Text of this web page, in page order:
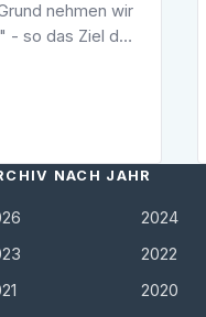
nehmen wir
- so das Ziel der
NACH JAHR
2024
2022
2020